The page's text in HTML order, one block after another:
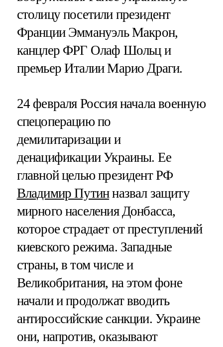
столицу посетили президент
Франции Эммануэль Макрон,
канцлер ФРГ Олаф Шольц и
премьер Италии Марио Драги.
24 февраля Россия начала военную
спецоперацию по
демилитаризации и
денацификации Украины. Ее
главной целью президент РФ
Владимир Путинназвал защиту
мирного населения Донбасса,
которое страдает от преступлений
киевского режима. Западные
страны, в том числе и
Великобритания, на этом фоне
начали и продолжат вводить
антироссийские санкции. Украине
они, напротив, оказывают